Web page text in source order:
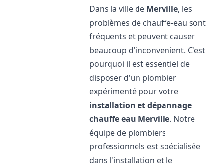
Dans la ville de Merville, les
problèmes de chauffe-eau sont
fréquents et peuvent causer
beaucoup d'inconvenient. C'est
pourquoi il est essentiel de
disposer d'un plombier
expérimenté pour votre
installation et dépannage
chauffe eau Merville. Notre
équipe de plombiers
professionnels est spécialisée
dans l'installation et le